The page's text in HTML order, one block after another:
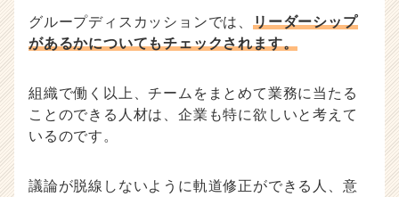
グループディスカッションでは、 リーダーシップ
があるかについてもチェックされます。
組織で働く以上、チームをまとめて業務に当たる
ことのできる人材は、企業も特に欲しいと考えて
いるのです。
議論が脱線しないように軌道修正ができる人、意